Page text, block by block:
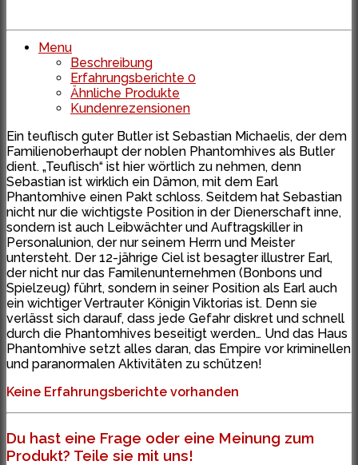
Menu
Beschreibung
Erfahrungsberichte 0
Ähnliche Produkte
Kundenrezensionen
Ein teuflisch guter Butler ist Sebastian Michaelis, der dem
Familienoberhaupt der noblen Phantomhives als Butler
dient. „Teuflisch“ ist hier wörtlich zu nehmen, denn
Sebastian ist wirklich ein Dämon, mit dem Earl
Phantomhive einen Pakt schloss. Seitdem hat Sebastian
nicht nur die wichtigste Position in der Dienerschaft inne,
sondern ist auch Leibwächter und Auftragskiller in
Personalunion, der nur seinem Herrn und Meister
untersteht. Der 12-jährige Ciel ist besagter illustrer Earl,
der nicht nur das Familenunternehmen (Bonbons und
Spielzeug) führt, sondern in seiner Position als Earl auch
ein wichtiger Vertrauter Königin Viktorias ist. Denn sie
verlässt sich darauf, dass jede Gefahr diskret und schnell
durch die Phantomhives beseitigt werden… Und das Haus
Phantomhive setzt alles daran, das Empire vor kriminellen
und paranormalen Aktivitäten zu schützen!
Keine Erfahrungsberichte vorhanden
Du hast eine Frage oder eine Meinung zum
Produkt? Teile sie mit uns!